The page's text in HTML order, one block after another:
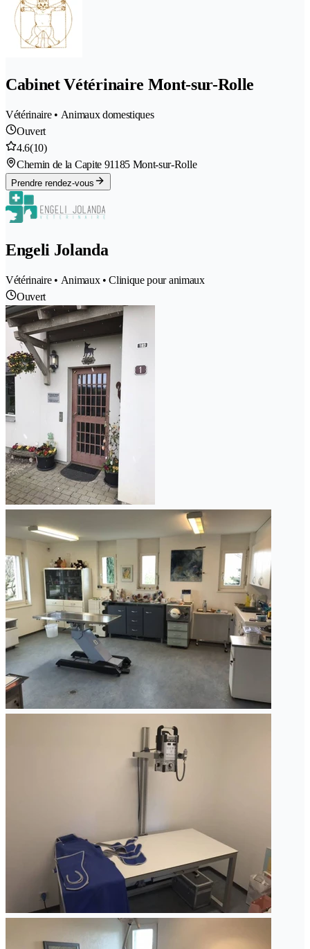
Cabinet Vétérinaire Mont-sur-Rolle
Vétérinaire • Animaux domestiques
Ouvert
4.6(10)
Chemin de la Capite 91185 Mont-sur-Rolle
Prendre rendez-vous
Engeli Jolanda
Vétérinaire • Animaux • Clinique pour animaux
Ouvert